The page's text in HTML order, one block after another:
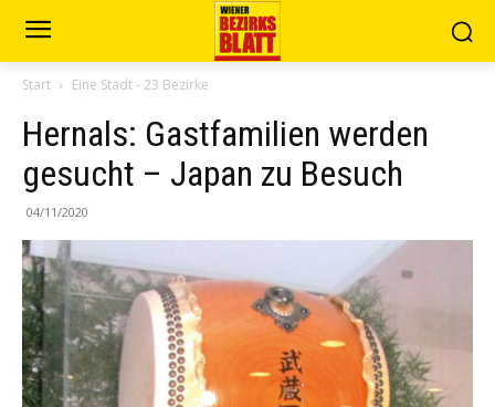
Start Eine Stadt - 23 Bezirke
Hernals: Gastfamilien werden
gesucht – Japan zu Besuch
04/11/2020